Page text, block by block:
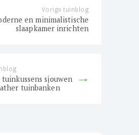
Vorige tuinblog
en minimalistische
slaapkamer inrichten
post:
sjouwen
tuinbanken